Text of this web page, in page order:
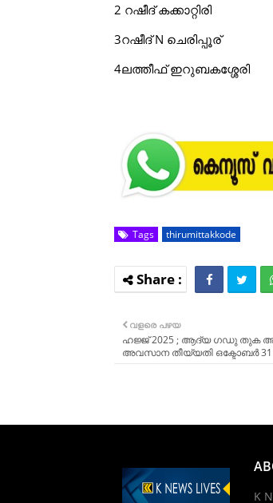
2 റഷീദ് കക്കാറ്റിരി
3റഷീദ് N ചെരിപ്പൂര്
4ലത്തീഫ് ഇറുബകശ്ശേരി
Tags thirumittakkode
വളരെ പഴയ
ഹജ്ജ് 2025 ; ആദ്യ ഗഡു തുക
അവസാന തീയ്യതി ഒക്ടോബർ 31
K